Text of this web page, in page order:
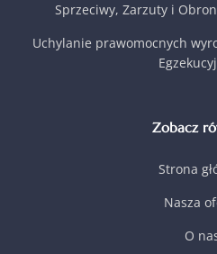
Sprzeciwy, Zarzuty i
Uchylanie prawomocnych
Zobacz
Strona
Nasza
O